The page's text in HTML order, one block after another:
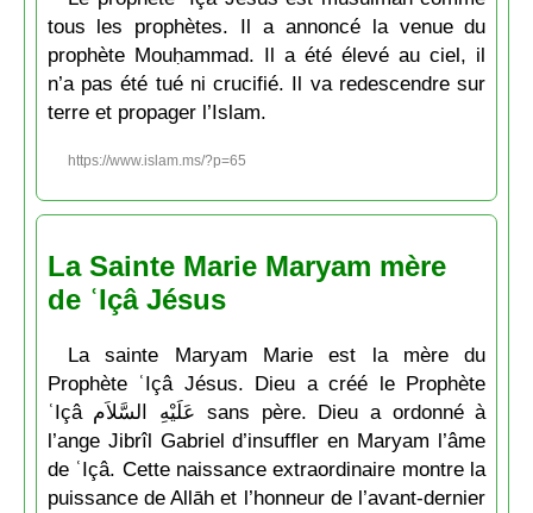
tous les prophètes. Il a annoncé la venue du
prophète Mouḥammad. Il a été élevé au ciel, il
n’a pas été tué ni crucifié. Il va redescendre sur
terre et propager l’Islam.
https://www.islam.ms/?p=65
La Sainte Marie Maryam mère
de ʿIçâ Jésus
La sainte Maryam Marie est la mère du
Prophète ʿIçâ Jésus. Dieu a créé le Prophète
ʿIçâ عَلَيْهِ السَّلاَم sans père. Dieu a ordonné à
l’ange Jibrîl Gabriel d’insuffler en Maryam l’âme
de ʿIçâ. Cette naissance extraordinaire montre la
puissance de Allāh et l’honneur de l’avant-dernier